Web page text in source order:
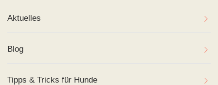
Aktuelles
Blog
Tipps & Tricks für Hunde